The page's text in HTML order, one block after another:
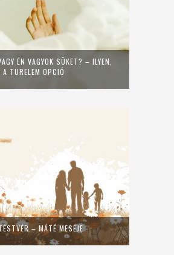
ÉN VAGYOK SÜKET? – ILYEN,
TÜRELEM OPCIÓ
– MÁTÉ MESÉJE